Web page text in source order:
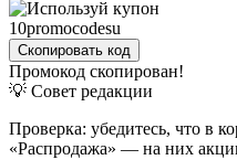
10promocodesu
Скопировать код
Промокод скопирован!
💡 Совет редакции
Проверка: убедитесь, что в
«Распродажа» — на них